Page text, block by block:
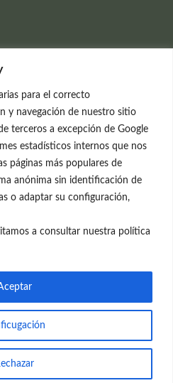
para el correcto
y navegación de nuestro sitio
terceros a excepción de Google
estadísticos internos que nos
páginas más populares de
anónima sin identificación de
o adaptar su configuración,
a consultar nuestra política
- 1º